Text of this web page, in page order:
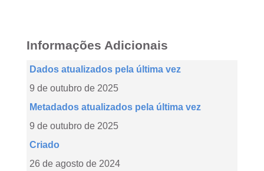
Informações Adicionais
Dados atualizados pela última vez
9 de outubro de 2025
Metadados atualizados pela última vez
9 de outubro de 2025
Criado
26 de agosto de 2024